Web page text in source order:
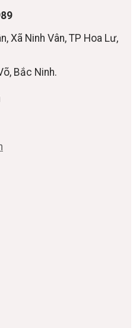
Xã Ninh Vân, TP Hoa Lư,
Bắc Ninh.